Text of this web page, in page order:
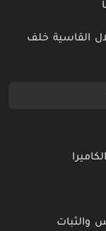
القاسية خلف
والثبات